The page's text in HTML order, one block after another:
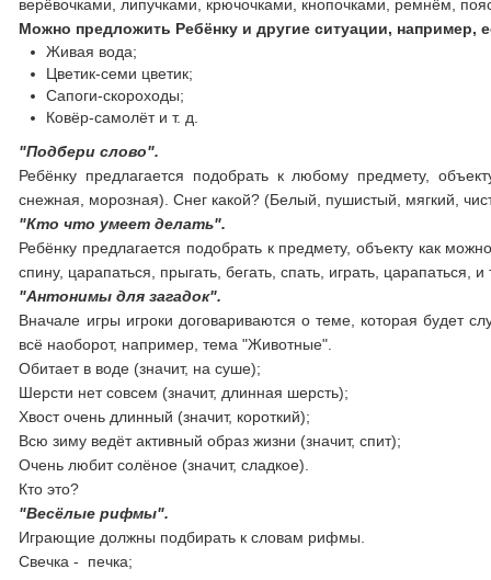
верёвочками, липучками, крючочками, кнопочками, ремнём,
Можно предложить Ребёнку и другие ситуации, например,
Живая вода;
Цветик-семи цветик;
Сапоги-скороходы;
Ковёр-самолёт и т. д.
"Подбери слово".
Ребёнку предлагается подобрать к любому предмету,
снежная, морозная). Снег какой? (Белый, пушистый, мягкий,
"Кто что умеет делать".
Ребёнку предлагается подобрать к предмету, объекту как
спину, царапаться, прыгать, бегать, спать, играть, царапаться, и
"Антонимы для загадок".
Вначале игры игроки договариваются о теме, которая будет
всё наоборот, например, тема "Животные".
Обитает в воде (значит, на суше);
Шерсти нет совсем (значит, длинная шерсть);
Хвост очень длинный (значит, короткий);
Всю зиму ведёт активный образ жизни (значит, спит);
Очень любит солёное (значит, сладкое).
Кто это?
"Весёлые рифмы".
Играющие должны подбирать к словам рифмы.
Свечка - печка;